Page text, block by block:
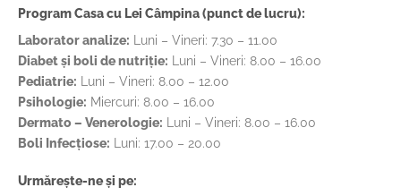
Program Casa cu Lei Câmpina (punct de lucru):
Laborator analize: Luni – Vineri: 7.30 – 11.00
Diabet și boli de nutriție: Luni – Vineri: 8.00 – 16.00
Pediatrie: Luni – Vineri: 8.00 – 12.00
Psihologie: Miercuri: 8.00 – 16.00
Dermato – Venerologie: Luni – Vineri: 8.00 – 16.00
Boli Infecțiose: Luni: 17.00 – 20.00
Urmărește-ne și pe: